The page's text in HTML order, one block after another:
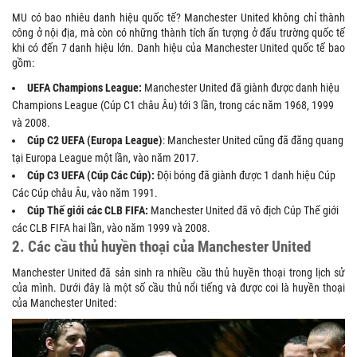
MU có bao nhiêu danh hiệu quốc tế? Manchester United không chỉ thành
công ở nội địa, mà còn có những thành tích ấn tượng ở đấu trường quốc tế
khi có đến 7 danh hiệu lớn. Danh hiệu của Manchester United quốc tế bao
gồm:
UEFA Champions League: Manchester United đã giành được danh hiệu
Champions League (Cúp C1 châu Âu) tới 3 lần, trong các năm 1968, 1999
và 2008.
Cúp C2 UEFA (Europa League): Manchester United cũng đã đăng quang
tại Europa League một lần, vào năm 2017.
Cúp C3 UEFA (Cúp Các Cúp): Đội bóng đã giành được 1 danh hiệu Cúp
Các Cúp châu Âu, vào năm 1991.
Cúp Thế giới các CLB FIFA: Manchester United đã vô địch Cúp Thế giới
các CLB FIFA hai lần, vào năm 1999 và 2008.
2. Các cầu thủ huyền thoại của Manchester United
Manchester United đã sản sinh ra nhiều cầu thủ huyền thoại trong lịch sử
của mình. Dưới đây là một số cầu thủ nổi tiếng và được coi là huyền thoại
của Manchester United: